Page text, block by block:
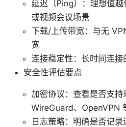
延迟（Ping）：理想值
或视频会议场景
下载/上传带宽：与无
宽
连接稳定性：长时间连接
安全性评估要点
加密协议：查看是否支持
WireGuard、OpenVPN
日志策略：明确是否记